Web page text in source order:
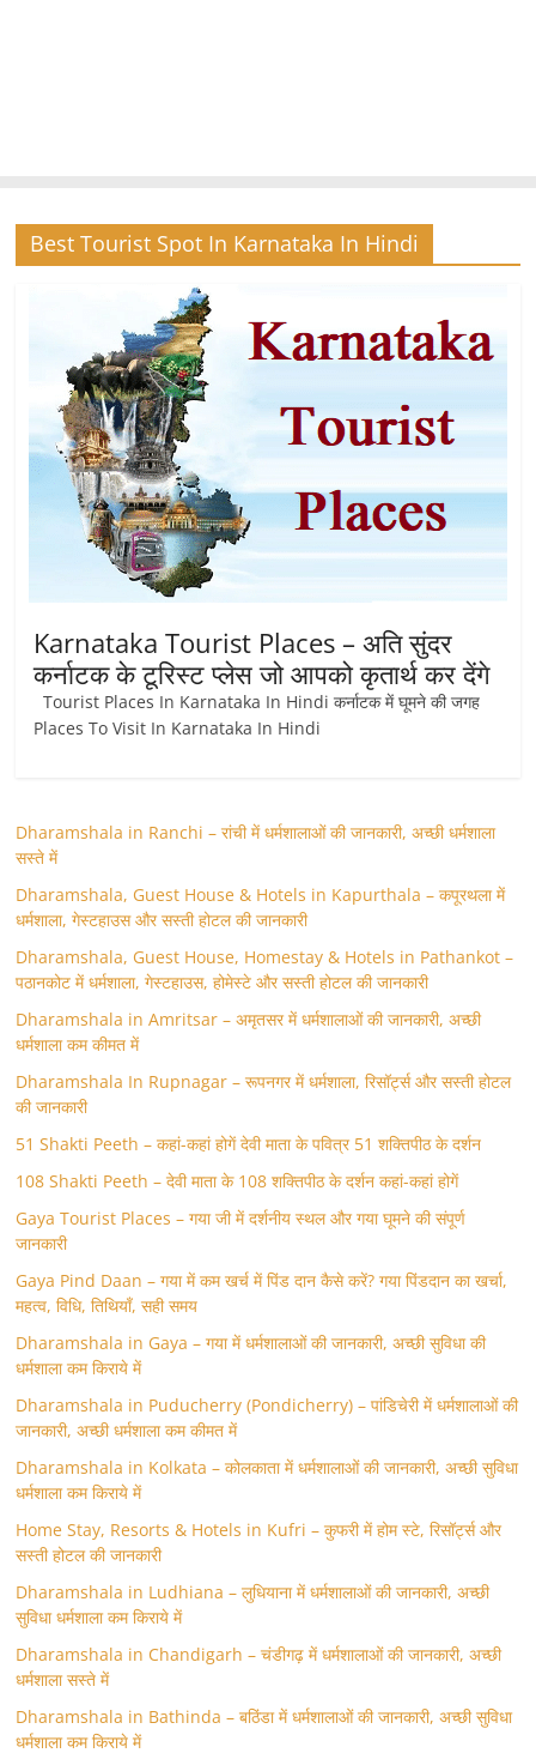
Best Tourist Spot In Karnataka In Hindi
Karnataka Tourist Places – अति सुंदर
कर्नाटक के टूरिस्ट प्लेस जो आपको कृतार्थ कर देंगे
Tourist Places In Karnataka In Hindi कर्नाटक में घूमने की जगह
Places To Visit In Karnataka In Hindi
Dharamshala in Ranchi – रांची में धर्मशालाओं की जानकारी, अच्छी धर्मशाला
सस्ते में
Dharamshala, Guest House & Hotels in Kapurthala – कपूरथला में
धर्मशाला, गेस्टहाउस और सस्ती होटल की जानकारी
Dharamshala, Guest House, Homestay & Hotels in Pathankot –
पठानकोट में धर्मशाला, गेस्टहाउस, होमेस्टे और सस्ती होटल की जानकारी
Dharamshala in Amritsar – अमृतसर में धर्मशालाओं की जानकारी, अच्छी
धर्मशाला कम कीमत में
Dharamshala In Rupnagar – रूपनगर में धर्मशाला, रिसॉर्ट्स और सस्ती होटल
की जानकारी
51 Shakti Peeth – कहां-कहां होगें देवी माता के पवित्र 51 शक्तिपीठ के दर्शन
108 Shakti Peeth – देवी माता के 108 शक्तिपीठ के दर्शन कहां-कहां होगें
Gaya Tourist Places – गया जी में दर्शनीय स्थल और गया घूमने की संपूर्ण
जानकारी
Gaya Pind Daan – गया में कम खर्च में पिंड दान कैसे करें? गया पिंडदान का खर्चा,
महत्व, विधि, तिथियाँ, सही समय
Dharamshala in Gaya – गया में धर्मशालाओं की जानकारी, अच्छी सुविधा की
धर्मशाला कम किराये में
Dharamshala in Puducherry (Pondicherry) – पांडिचेरी में धर्मशालाओं की
जानकारी, अच्छी धर्मशाला कम कीमत में
Dharamshala in Kolkata – कोलकाता में धर्मशालाओं की जानकारी, अच्छी सुविधा
धर्मशाला कम किराये में
Home Stay, Resorts & Hotels in Kufri – कुफरी में होम स्‍टे, रिसॉर्ट्स और
सस्ती होटल की जानकारी
Dharamshala in Ludhiana – लुधियाना में धर्मशालाओं की जानकारी, अच्छी
सुविधा धर्मशाला कम किराये में
Dharamshala in Chandigarh – चंडीगढ़ में धर्मशालाओं की जानकारी, अच्छी
धर्मशाला सस्ते में
Dharamshala in Bathinda – बठिंडा में धर्मशालाओं की जानकारी, अच्छी सुविधा
धर्मशाला कम किराये में